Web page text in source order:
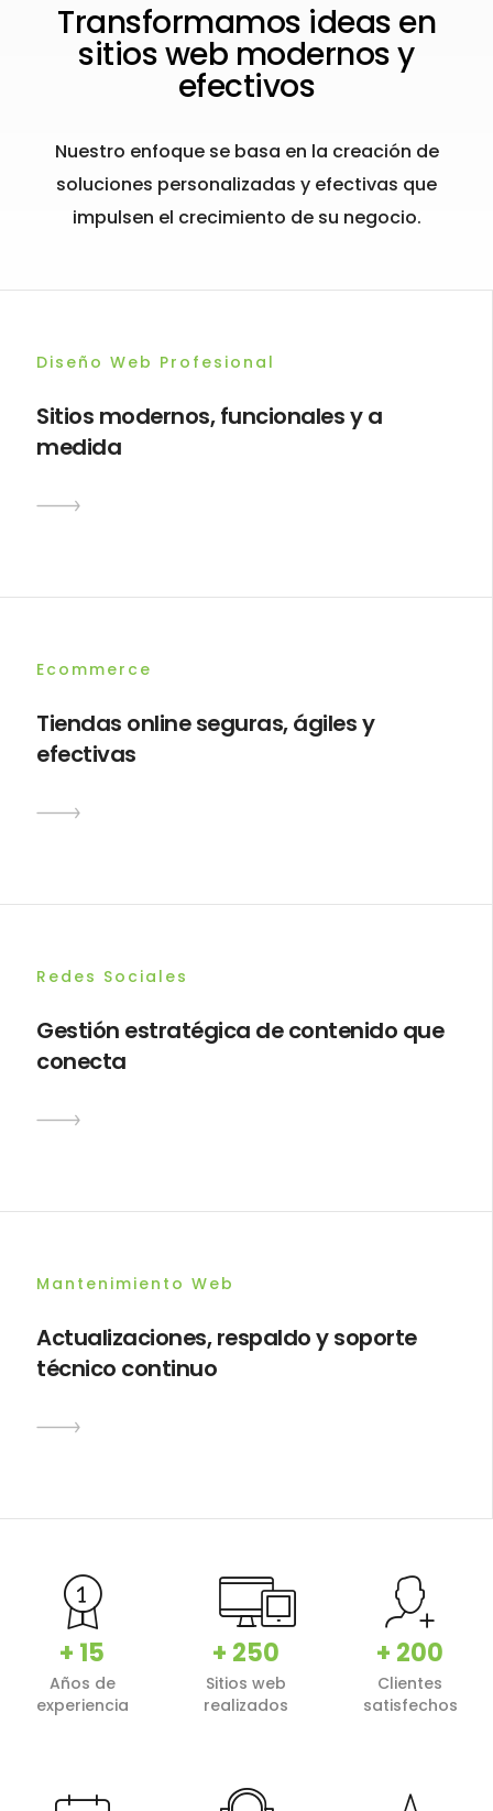
Transformamos ideas en
sitios web modernos y
efectivos
Nuestro enfoque se basa en la creación de
soluciones personalizadas y efectivas que
impulsen el crecimiento de su negocio.
Diseño Web Profesional
Sitios modernos, funcionales y a
medida
Ecommerce
Tiendas online seguras, ágiles y
efectivas
Redes Sociales
Gestión estratégica de contenido que
conecta
Mantenimiento Web
Actualizaciones, respaldo y soporte
técnico continuo
+ 15
Años de
experiencia
+ 250
Sitios web
realizados
+ 200
Clientes
satisfechos